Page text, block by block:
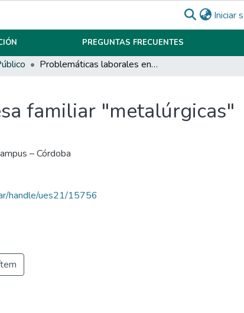
Iniciar
PREGUNTAS FRECUENTES
Problemáticas laborales en la empresa familiar "metalúrgicas"
familiar "metalúrgicas"
– Córdoba
handle/ues21/15756